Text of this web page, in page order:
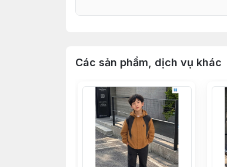
Các sản phẩm, dịch vụ khác